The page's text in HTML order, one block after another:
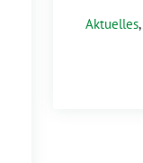
Aktuelles,